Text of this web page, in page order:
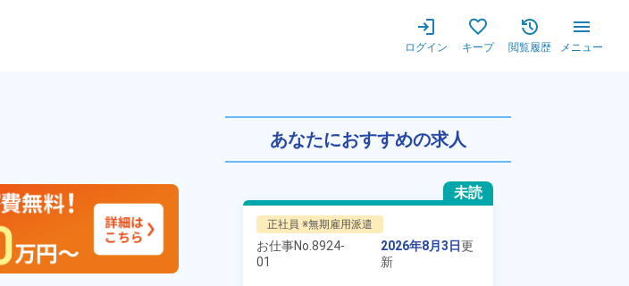
ログイン キープ 閲覧履歴 メニュー
作業！寮完備！赴任旅費会社負担★20代～
あなたにおすすめの求人
未読
社員
No.13123-
2026年8月3日
未読
正社員 ※無期雇用派遣
お仕事No. 8924-
01
2026年8月3日更
新